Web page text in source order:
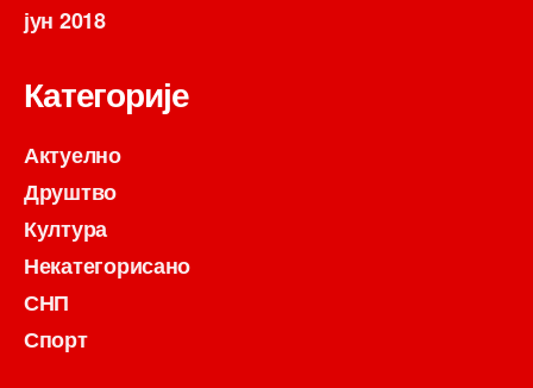
јун 2018
Категорије
Актуелно
Друштво
Култура
Некатегорисано
СНП
Спорт